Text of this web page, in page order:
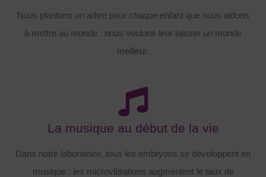
Nous plantons un arbre pour chaque enfant que nous aidons
à mettre au monde : nous voulons leur laisser un monde
meilleur.
La musique au début de la vie
Dans notre laboratoire, tous les embryons se développent en
musique : les microvibrations augmentent le taux de